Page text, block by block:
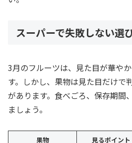
スーパーで失敗しない選
3月のフルーツは、見た目が華や
す。しかし、果物は見た目だけで
があります。食べごろ、保存期間
ましょう。
果物 見るポイント